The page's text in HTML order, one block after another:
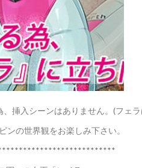
挿入シーンはありません。(フェ
の世界観をお楽しみ下さい。